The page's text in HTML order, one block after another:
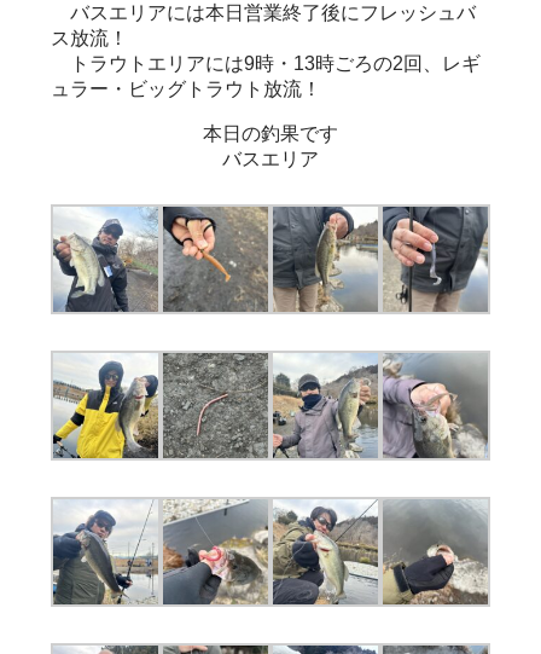
バスエリアには本日営業終了後にフレッシュバ
ス放流！
トラウトエリアには9時・13時ごろの2回、レギ
ュラー・ビッグトラウト放流！
本日の釣果です
バスエリア